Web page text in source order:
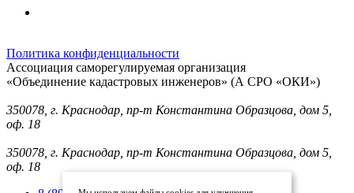
Политика конфиденциальности
Ассоциация саморегулируемая организация
«Объединение кадастровых инженеров» (А СРО «ОКИ»)
350078, г. Краснодар, пр-т Константина Образцова, дом 5,
оф. 18
350078, г. Краснодар, пр-т Константина Образцова, дом 5,
оф. 18